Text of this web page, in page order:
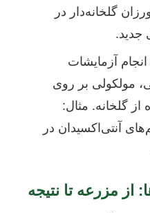
گلخانه‌دار در
جدید.
انجام آزمایشات
مولکولی بر روی
گلخانه. مثال:
آنتی‌اکسیدان در
از مزرعه تا نتیجه